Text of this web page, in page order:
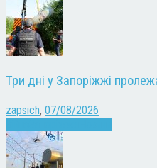
Три дні у Запоріжжі
zapsich, 07/08/2026